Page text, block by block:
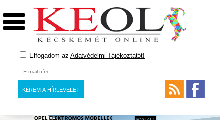
Elfogadom az Adatvédelmi Tájékoztatót!